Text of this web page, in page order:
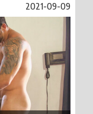
2021-09-09